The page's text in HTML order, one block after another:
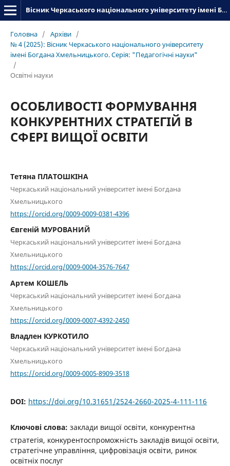
Вісник Черкаського національного університету імені Богдана Хмельницького. Серія_«Педагогічні науки»
Головна / Архіви /
№ 4 (2025): Вісник Черкаського національного університету
імені Богдана Хмельницького. Серія: "Педагогічні науки"
/
Освітні науки
ОСОБЛИВОСТІ ФОРМУВАННЯ
КОНКУРЕНТНИХ СТРАТЕГІЙ В
СФЕРІ ВИЩОЇ ОСВІТИ
Тетяна ПЛАТОШКІНА
Черкаський національний університет імені Богдана
Хмельницького
https://orcid.org/0009-0009-0381-4396
Євгеній МУРОВАНИЙ
Черкаський національний університет імені Богдана
Хмельницького
https://orcid.org/0009-0004-3576-7647
Артем КОШЕЛЬ
Черкаський національний університет імені Богдана
Хмельницького
https://orcid.org/0009-0007-4392-2450
Владлен КУРКОТИЛО
Черкаський національний університет імені Богдана
Хмельницького
https://orcid.org/0009-0005-8909-3518
DOI: https://doi.org/10.31651/2524-2660-2025-4-111-116
Ключові слова: заклади вищої освіти, конкурентна
стратегія, конкурентоспроможність закладів вищої освіти,
стратегічне управління, цифровізація освіти, ринок
освітніх послуг